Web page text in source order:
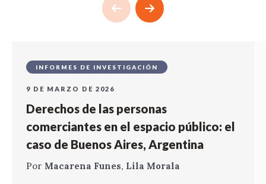
INFORMES DE INVESTIGACIÓN
9 DE MARZO DE 2026
Derechos de las personas
comerciantes en el espacio público: el
caso de Buenos Aires, Argentina
Por Macarena Funes, Lila Morala